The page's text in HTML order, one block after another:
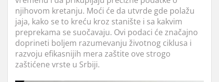
njihovom kretanju. Moći će da utvrde gde polažu
jaja, kako se to kreću kroz stanište i sa kakvim
preprekama se suočavaju. Ovi podaci će značajno
doprineti boljem razumevanju životnog ciklusa i
razvoju efikasnijih mera zaštite ove strogo
zaštićene vrste u Srbiji.